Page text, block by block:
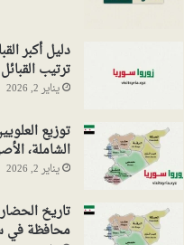
ترتيب
يناير 2, 2026
توزيع
الشاملة،
يناير 2, 2026
تاريخ
محافظة في